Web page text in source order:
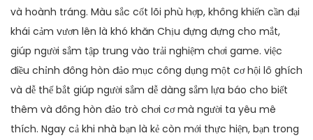
và hoành tráng. Màu sắc cốt lõi phù hợp, không khiến cần đại
khái cảm vươn lên là khó khăn Chịu đựng đựng cho mắt,
giúp người sắm tập trung vào trải nghiệm chơi game. việc
điều chỉnh đông hòn đảo mục công dụng một cơ hội lô ghích
và dễ thế bắt giúp người sắm dễ dàng sắm lựa báo cho biết
thêm và đông hòn đảo trò chơi cơ mà người ta yêu mê
thích. Ngay cả khi nhà bạn là kẻ còn mới thực hiện, bạn trong